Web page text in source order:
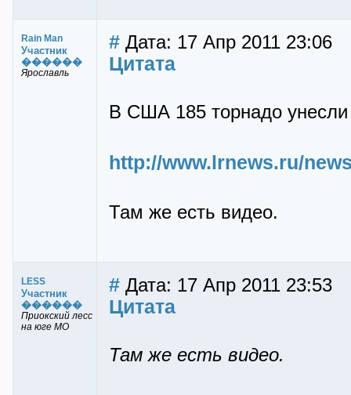
Rain Man
Участник
������
Ярославль
# Дата: 17 Апр 2011 23:06
Цитата
В США 185 торнадо унесли
http://www.lrnews.ru/
Там же есть видео.
LESS
Участник
������
Приокский лесс
на юге МО
# Дата: 17 Апр 2011 23:53
Цитата
Там же есть видео.